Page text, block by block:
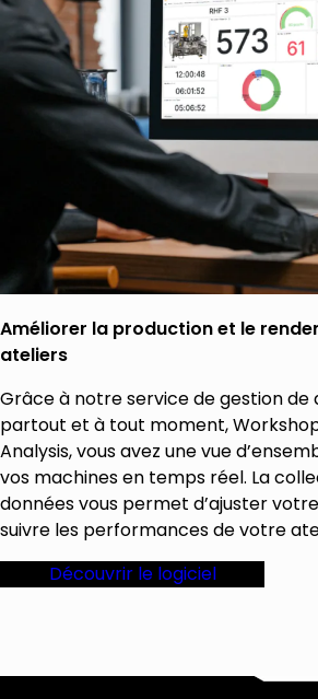
Améliorer la production et le
ateliers
Grâce à notre service de gestion de
partout et à tout moment,
Analysis, vous avez une vue
vos machines en temps réel. La
données vous permet d’ajuster
suivre les performances de votre
Découvrir le logiciel